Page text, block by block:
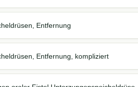
Entfernung
Entfernung, kompliziert